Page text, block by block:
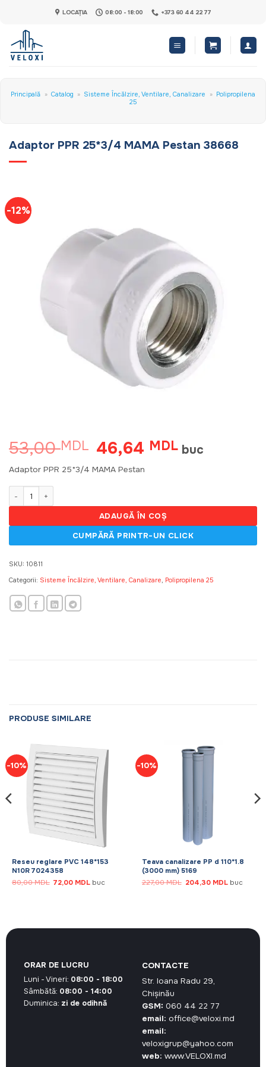
content
LOCAȚIA 08:00 - 18:00 +373 60 44 22 77
Principală » Catalog » Sisteme Încălzire, Ventilare, Canalizare » Polipropilena
25
Adaptor PPR 25*3/4 MAMA Pestan 38668
-12%
53,00MDL Prețul
inițial
a
46,64 MDLPrețul
curent
buc
Adaptor PPR 25*3/4 MAMA Pestan
ADAUGĂ ÎN COȘ
SKU: 10811
Categorii: Sisteme Încălzire, Ventilare, Canalizare, Polipropilena 25
PRODUSE SIMILARE
-10%
Reseu reglare PVC 148*153
N10R 7024358
80,00MDL Prețul
inițial
72,00 MDLPrețul
buc
-10%
Teava canalizare PP d 110*1.8
(3000 mm) 5169
227,00MDL Prețul
inițial
204,30 MDLPrețul
buc
CONTACTE
Str. Ioana Radu 29,
Chișinău
GSM: 060 44 22 77
email: office@veloxi.md
email:
veloxigrup@yahoo.com
web: www.VELOXI.md
ORAR DE LUCRU
Luni - Vineri: 08:00 - 18:00
Sâmbătă: 08:00 - 14:00
Duminica: zi de odihnă